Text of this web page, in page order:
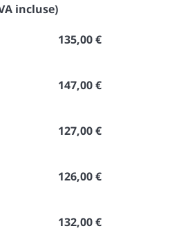
incluse)
135,00 €
147,00 €
127,00 €
126,00 €
132,00 €